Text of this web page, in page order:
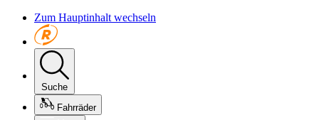
Zum Hauptinhalt wechseln
Suche
Fahrräder